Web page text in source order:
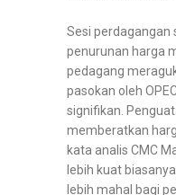
Sesi perdagangan
penurunan harga
pedagang
pasokan oleh
signifikan.
memberatkan
kata analis CMC
lebih kuat
lebih mahal bagi